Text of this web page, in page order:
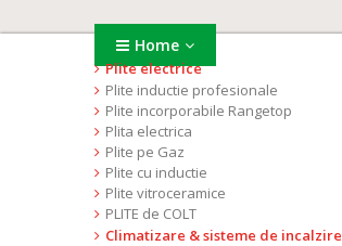
Home
Plite electrice
Plite inductie profesionale
Plite incorporabile Rangetop
Plita electrica
Plite pe Gaz
Plite cu inductie
Plite vitroceramice
PLITE de COLT
Climatizare & sisteme de incalzire